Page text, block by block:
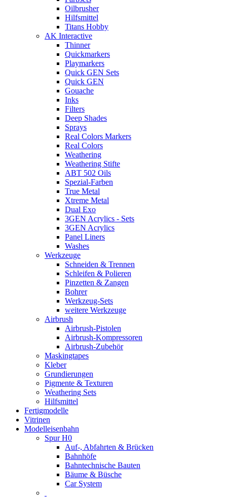
Oilbrusher
Hilfsmittel
Titans Hobby
AK Interactive
Thinner
Quickmarkers
Playmarkers
Quick GEN Sets
Quick GEN
Gouache
Inks
Filters
Deep Shades
Sprays
Real Colors Markers
Real Colors
Weathering
Weathering Stifte
ABT 502 Oils
Spezial-Farben
True Metal
Xtreme Metal
Dual Exo
3GEN Acrylics - Sets
3GEN Acrylics
Panel Liners
Washes
Werkzeuge
Schneiden & Trennen
Schleifen & Polieren
Pinzetten & Zangen
Bohrer
Werkzeug-Sets
weitere Werkzeuge
Airbrush
Airbrush-Pistolen
Airbrush-Kompressoren
Airbrush-Zubehör
Maskingtapes
Kleber
Grundierungen
Pigmente & Texturen
Weathering Sets
Hilfsmittel
Fertigmodelle
Vitrinen
Modelleisenbahn
Spur H0
Auf-, Abfahrten & Brücken
Bahnhöfe
Bahntechnische Bauten
Bäume & Büsche
Car System